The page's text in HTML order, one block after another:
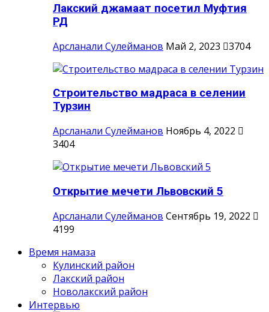
Лакский джамаат посетил Муфтия
РД
Арсланали Сулейманов Май 2, 2023 3704
Строительство мадраса в селении
Турзин
Арсланали Сулейманов Ноябрь 4, 2022
3404
Открытие мечети Львовский 5
Арсланали Сулейманов Сентябрь 19, 2022
4199
Время намаза
Кулинский район
Лакский район
Новолакский район
Интервью